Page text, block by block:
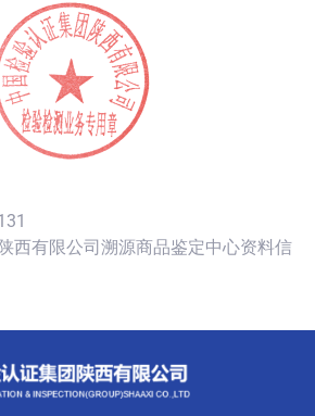
西有限公司溯源商品鉴定中心资料信